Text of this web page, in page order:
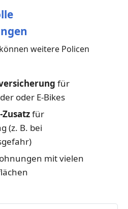
weitere Policen
für
oder E-Bikes
für
(z. B. bei
mit vielen